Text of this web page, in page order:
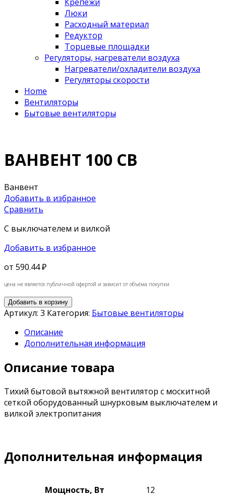
Люки
Расходный материал
Редуктор
Торцевые площадки
Регуляторы, нагреватели воздуха
Нагреватели/охладители воздуха
Регуляторы скорости
Home
Вентиляторы
Бытовые вентиляторы
ВАНВЕНТ 100 СВ
Ванвент
Добавить в избранное
Сравнить
С выключателем и вилкой
Добавить в избранное
от 590.44 ₽
цена не является публичной офертой и зависит от объёма покупки
Добавить в корзину
Артикул: 3 Категория: Бытовые вентиляторы
Описание
Дополнительная информация
Описание товара
Тихий бытовой вытяжной вентилятор с москитной
сеткой оборудованный шнурковым выключателем и
вилкой электропитания
Дополнительная информация
Мощность, Вт 12